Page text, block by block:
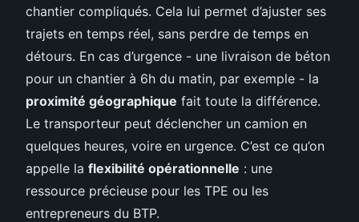
chantier compliqués. Cela lui permet d’ajuster ses
trajets en temps réel, sans perdre de temps en
détours. En cas d’urgence - une livraison de béton
pour un chantier à 6h du matin, par exemple - la
proximité géographique fait toute la différence.
Le transporteur peut déclencher un camion en
quelques heures, voire en urgence. C’est ce qu’on
appelle la flexibilité opérationnelle : une
ressource précieuse pour les TPE ou les
entrepreneurs du BTP.